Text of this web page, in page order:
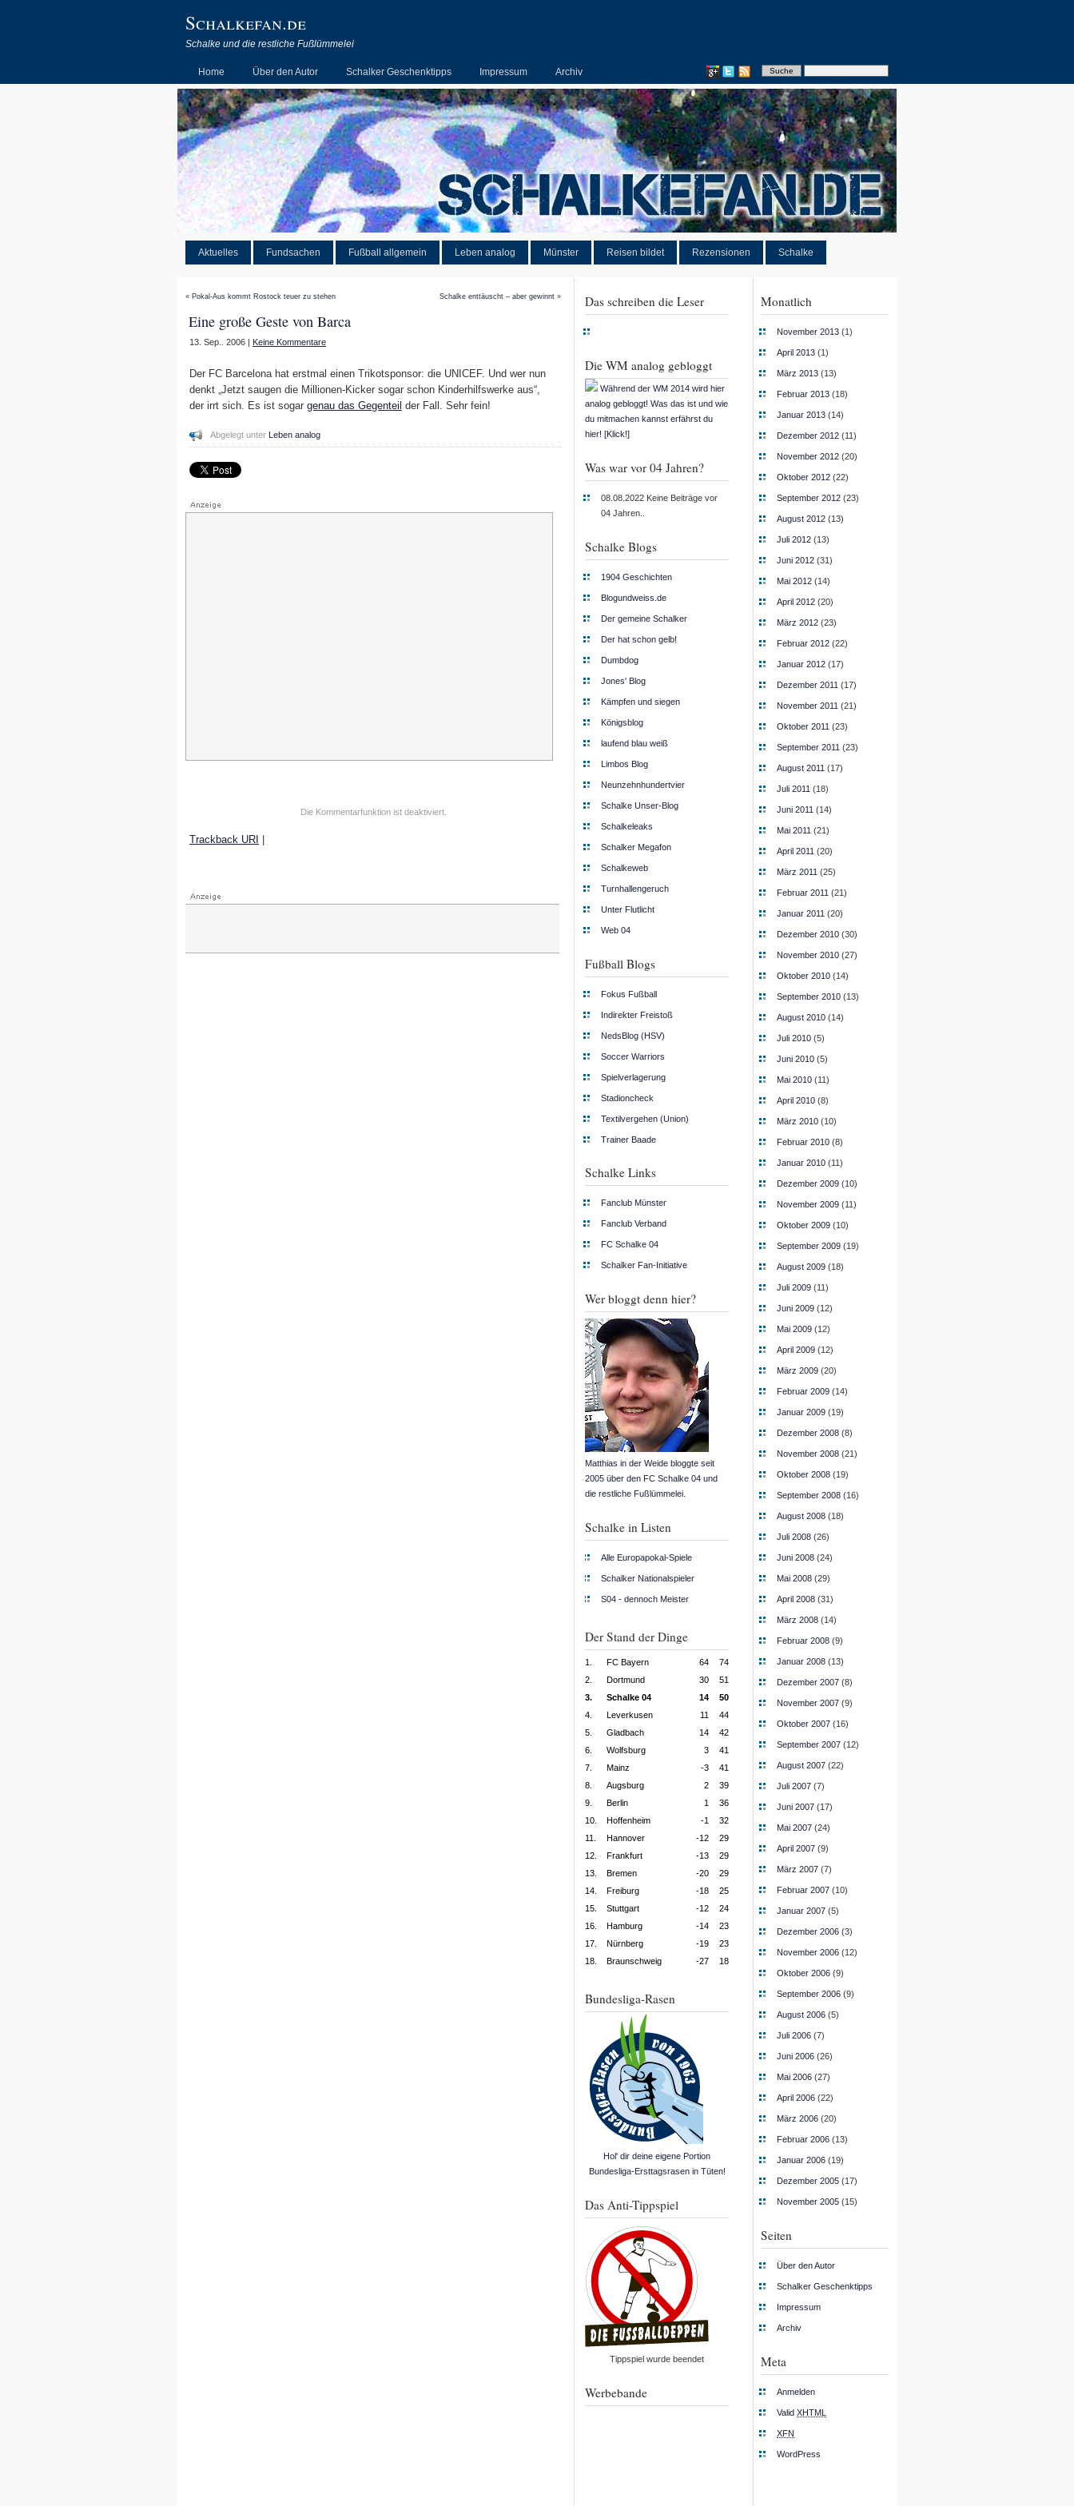
Schalkefan.de
Schalke und die restliche Fußlümmelei
Home Über den Autor Schalker Geschenktipps Impressum Archiv
Aktuelles Fundsachen Fußball allgemein Leben analog Münster Reisen bildet Rezensionen Schalke
« Pokal-Aus kommt Rostock teuer zu stehen Schalke enttäuscht – aber gewinnt »
Eine große Geste von Barca
13. Sep.. 2006 | Keine Kommentare
Der FC Barcelona hat erstmal einen Trikotsponsor: die UNICEF. Und wer nun
denkt „Jetzt saugen die Millionen-Kicker sogar schon Kinderhilfswerke aus“,
der irrt sich. Es ist sogar genau das Gegenteil der Fall. Sehr fein!
Abgelegt unter Leben analog
Die Kommentarfunktion ist deaktiviert.
Trackback URI
Das schreiben die Leser
Die WM analog gebloggt
Während der WM 2014 wird hier
analog gebloggt! Was das ist und wie
du mitmachen kannst erfährst du
hier! [Klick!]
Was war vor 04 Jahren?
08.08.2022 Keine Beiträge vor
04 Jahren..
Schalke Blogs
1904 Geschichten
Blogundweiss.de
Der gemeine Schalker
Der hat schon gelb!
Dumbdog
Jones' Blog
Kämpfen und siegen
Königsblog
laufend blau weiß
Limbos Blog
Neunzehnhundertvier
Schalke Unser-Blog
Schalkeleaks
Schalker Megafon
Schalkeweb
Turnhallengeruch
Unter Flutlicht
Web 04
Fußball Blogs
Fokus Fußball
Indirekter Freistoß
NedsBlog (HSV)
Soccer Warriors
Spielverlagerung
Stadioncheck
Textilvergehen (Union)
Trainer Baade
Schalke Links
Fanclub Münster
Fanclub Verband
FC Schalke 04
Schalker Fan-Initiative
Wer bloggt denn hier?
Matthias in der Weide bloggte seit
2005 über den FC Schalke 04 und
die restliche Fußlümmelei.
Schalke in Listen
Alle Europapokal-Spiele
Schalker Nationalspieler
S04 - dennoch Meister
Der Stand der Dinge
1. FC Bayern 64
74
2.
Dortmund 30
51
3.
Schalke 04 14
50
4.
Leverkusen 11
44
5.
Gladbach 14
42
6.
Wolfsburg 3
41
7.
Mainz -3
41
8.
Augsburg 2
39
9.
Berlin 1
36
10.
Hoffenheim -1
32
11.
Hannover -12
29
12.
Frankfurt -13
29
13.
Bremen -20
29
14.
Freiburg -18
25
15.
Stuttgart -12
24
16.
Hamburg -14
23
17.
Nürnberg -19
23
18.
Braunschweig -27 18
Bundesliga-Rasen
Hol' dir deine eigene Portion
Bundesliga-Ersttagsrasen in Tüten!
Das Anti-Tippspiel
Tippspiel wurde beendet
Werbebande
Monatlich
November 2013 (1)
April 2013 (1)
März 2013 (13)
Februar 2013 (18)
Januar 2013 (14)
Dezember 2012 (11)
November 2012 (20)
Oktober 2012 (22)
September 2012 (23)
August 2012 (13)
Juli 2012 (13)
Juni 2012 (31)
Mai 2012 (14)
April 2012 (20)
März 2012 (23)
Februar 2012 (22)
Januar 2012 (17)
Dezember 2011 (17)
November 2011 (21)
Oktober 2011 (23)
September 2011 (23)
August 2011 (17)
Juli 2011 (18)
Juni 2011 (14)
Mai 2011 (21)
April 2011 (20)
März 2011 (25)
Februar 2011 (21)
Januar 2011 (20)
Dezember 2010 (30)
November 2010 (27)
Oktober 2010 (14)
September 2010 (13)
August 2010 (14)
Juli 2010 (5)
Juni 2010 (5)
Mai 2010 (11)
April 2010 (8)
März 2010 (10)
Februar 2010 (8)
Januar 2010 (11)
Dezember 2009 (10)
November 2009 (11)
Oktober 2009 (10)
September 2009 (19)
August 2009 (18)
Juli 2009 (11)
Juni 2009 (12)
Mai 2009 (12)
April 2009 (12)
März 2009 (20)
Februar 2009 (14)
Januar 2009 (19)
Dezember 2008 (8)
November 2008 (21)
Oktober 2008 (19)
September 2008 (16)
August 2008 (18)
Juli 2008 (26)
Juni 2008 (24)
Mai 2008 (29)
April 2008 (31)
März 2008 (14)
Februar 2008 (9)
Januar 2008 (13)
Dezember 2007 (8)
November 2007 (9)
Oktober 2007 (16)
September 2007 (12)
August 2007 (22)
Juli 2007 (7)
Juni 2007 (17)
Mai 2007 (24)
April 2007 (9)
März 2007 (7)
Februar 2007 (10)
Januar 2007 (5)
Dezember 2006 (3)
November 2006 (12)
Oktober 2006 (9)
September 2006 (9)
August 2006 (5)
Juli 2006 (7)
Juni 2006 (26)
Mai 2006 (27)
April 2006 (22)
März 2006 (20)
Februar 2006 (13)
Januar 2006 (19)
Dezember 2005 (17)
November 2005 (15)
Seiten
Über den Autor
Schalker Geschenktipps
Impressum
Archiv
Meta
Anmelden
Valid XHTML
XFN
WordPress